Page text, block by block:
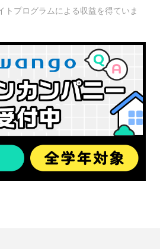
トプログラムによる収益を得ていま